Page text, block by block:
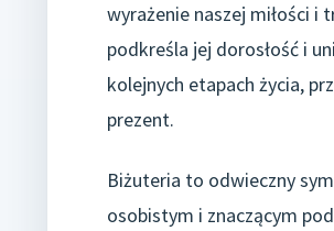
wyrażenie naszej miłości
podkreśla jej dorosłość i
kolejnych etapach życia,
prezent.
Biżuteria to odwieczny
osobistym i znaczącym